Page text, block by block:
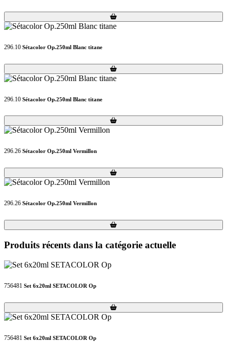
Loading...
Loading...
296.10 Sétacolor Op.250ml Blanc titane
Loading...
Loading...
296.10 Sétacolor Op.250ml Blanc titane
Loading...
Loading...
296.26 Sétacolor Op.250ml Vermillon
Loading...
Loading...
296.26 Sétacolor Op.250ml Vermillon
Loading...
Loading...
Produits récents dans la catégorie actuelle
756481 Set 6x20ml SETACOLOR Op
Loading...
Loading...
756481 Set 6x20ml SETACOLOR Op